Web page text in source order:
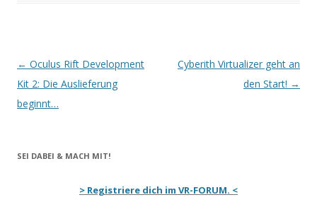
Beitrags-
Navigation
← Oculus Rift Development
Kit 2: Die Auslieferung
beginnt…
Cyberith Virtualizer geht an
den Start! →
SEI DABEI & MACH MIT!
> Registriere dich im VR-FORUM. <